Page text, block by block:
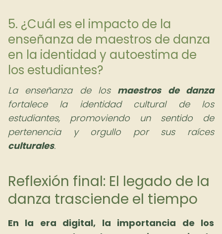
5. ¿Cuál es el impacto de la
enseñanza de maestros de danza
en la identidad y autoestima de
los estudiantes?
La enseñanza de los maestros de danza
fortalece la identidad cultural de los
estudiantes, promoviendo un sentido de
pertenencia y orgullo por sus raíces
culturales.
Reflexión final: El legado de la
danza trasciende el tiempo
En la era digital, la importancia de los